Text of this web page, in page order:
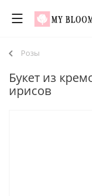
Розы
Букет из
ирисов